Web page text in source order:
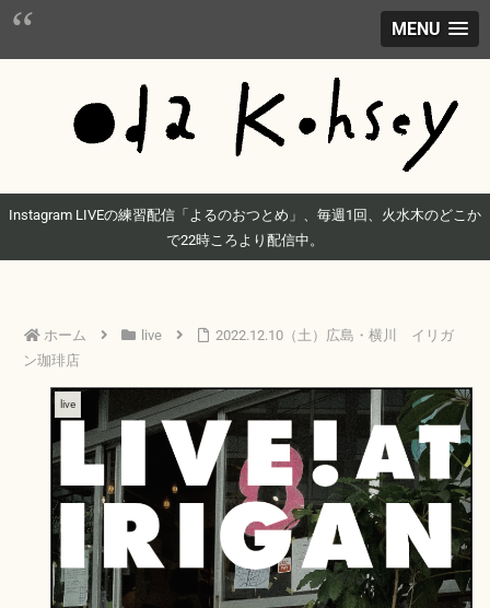
MENU
Instagram LIVEの練習配信「よるのおつとめ」、毎週1回、火水木のどこか
で22時ころより配信中。
ホーム live
2022.12.10（土）広島・横川 イリガ
ン珈琲店
live